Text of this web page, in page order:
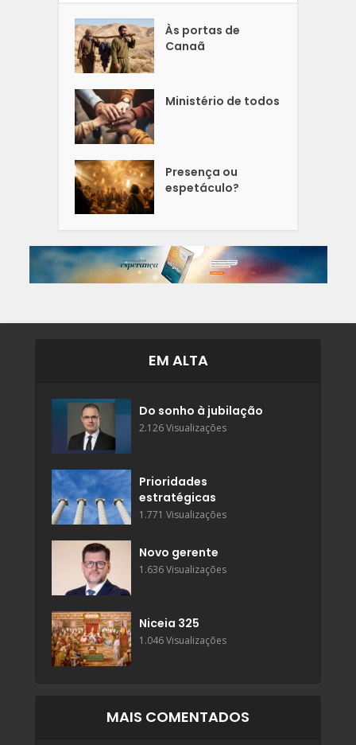
Às portas de
Canaã
Ministério de todos
Presença ou
espetáculo?
EM ALTA
Do sonho à jubilação
2.126 Visualizações
Prioridades
estratégicas
1.771 Visualizações
Novo gerente
1.636 Visualizações
Niceia 325
1.046 Visualizações
MAIS COMENTADOS